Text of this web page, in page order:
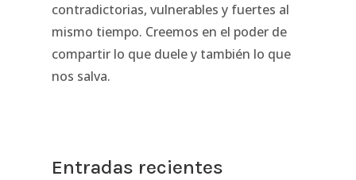
contradictorias, vulnerables y fuertes al
mismo tiempo. Creemos en el poder de
compartir lo que duele y también lo que
nos salva.
Entradas recientes